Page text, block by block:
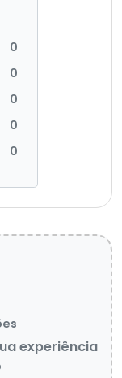
0
0
0
0
0
experiência